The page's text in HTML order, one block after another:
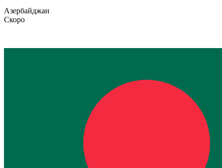
Азербайджан
Скоро